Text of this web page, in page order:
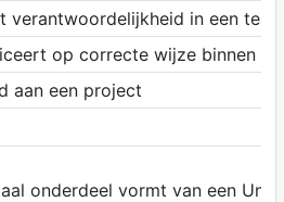
verantwoordelijkheid in een
op correcte wijze binnen
aan een project
onderdeel vormt van een